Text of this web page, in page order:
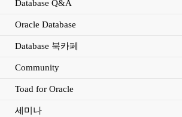
Database Q&A
Oracle Database
Database 북카페
Community
Toad for Oracle
세미나